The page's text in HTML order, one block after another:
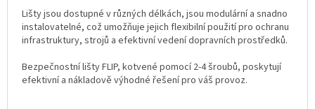
Lišty jsou dostupné v různých délkách, jsou modulární a snadno
instalovatelné, což umožňuje jejich flexibilní použití pro ochranu
infrastruktury, strojů a efektivní vedení dopravních prostředků.
Bezpečnostní lišty FLIP, kotvené pomocí 2-4 šroubů, poskytují
efektivní a nákladově výhodné řešení pro váš provoz.